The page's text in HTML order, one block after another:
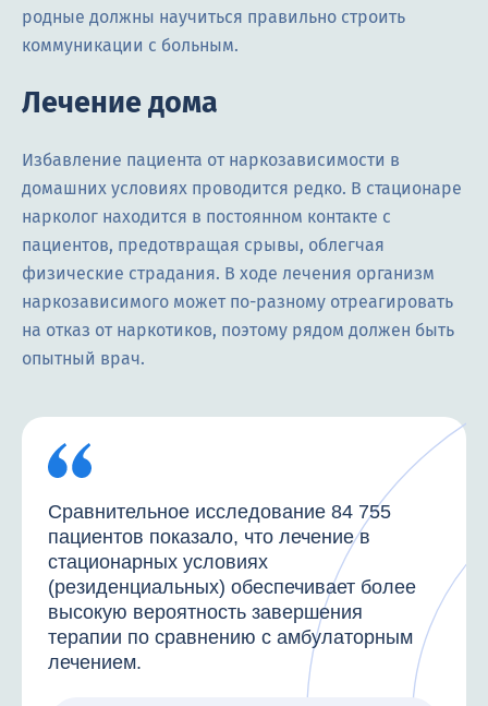
родные должны научиться правильно строить
коммуникации с больным.
Лечение дома
Избавление пациента от наркозависимости в
домашних условиях проводится редко. В стационаре
нарколог находится в постоянном контакте с
пациентов, предотвращая срывы, облегчая
физические страдания. В ходе лечения организм
наркозависимого может по-разному отреагировать
на отказ от наркотиков, поэтому рядом должен быть
опытный врач.
Сравнительное исследование 84 755
пациентов показало, что лечение в
стационарных условиях
(резиденциальных) обеспечивает более
высокую вероятность завершения
терапии по сравнению с амбулаторным
лечением.